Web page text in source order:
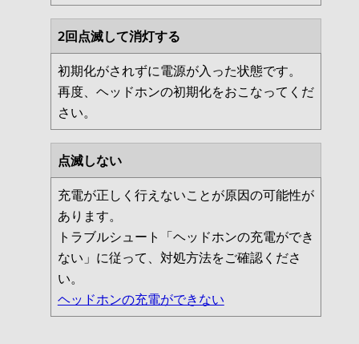
2回点滅して消灯する
初期化がされずに電源が入った状態です。
再度、ヘッドホンの初期化をおこなってくだ
さい。
点滅しない
充電が正しく行えないことが原因の可能性が
あります。
トラブルシュート「ヘッドホンの充電ができ
ない」に従って、対処方法をご確認くださ
い。
ヘッドホンの充電ができない